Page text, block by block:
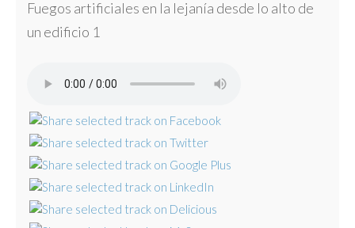
Fuegos artificiales en la lejanía desde lo alto de
un edificio 1